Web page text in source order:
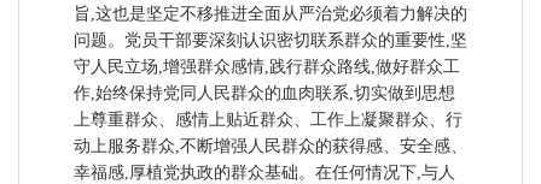
旨,这也是坚定不移推进全面从严治党必须着力解决的
问题。党员干部要深刻认识密切联系群众的重要性,坚
守人民立场,增强群众感情,践行群众路线,做好群众工
作,始终保持党同人民群众的血肉联系,切实做到思想
上尊重群众、感情上贴近群众、工作上凝聚群众、行
动上服务群众,不断增强人民群众的获得感、安全感、
幸福感,厚植党执政的群众基础。在任何情况下,与人